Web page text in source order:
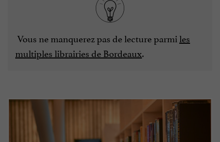
Vous ne manquerez pas de lecture parmi les
multiples librairies de Bordeaux.